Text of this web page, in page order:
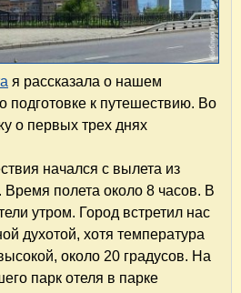
я рассказала о нашем
подготовке к путешествию. Во
о первых трех днях
начался с вылета из
полета около 8 часов. В
утром. Город встретил нас
духотой, хотя температура
около 20 градусов. На
парк отеля в парке